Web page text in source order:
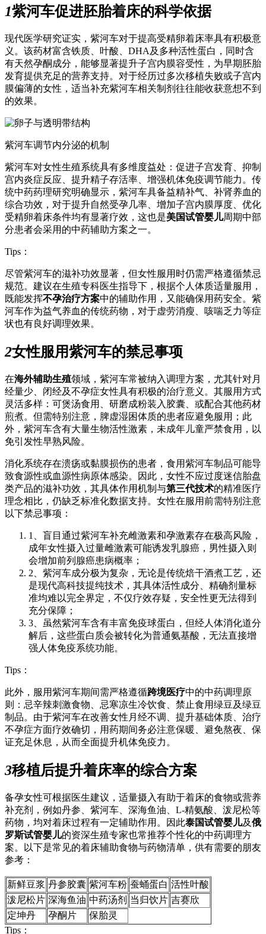
1紫河车促进胚胎着床的科学依据
现代医学研究证实，紫河车对于提高受精卵着床率具有积极意
义。该药材富含铁质、叶酸、DHA及多种活性蛋白，同时含
有天然孕酮成分，能够显著提升子宫内膜容受性，为早期胚胎
发育提供充足的营养支持。对于经历过多次移植失败或子宫内
膜偏薄的女性，适当补充紫河车相关制剂往往能收获意想不到
的效果。
紫河车调节内分泌的机制
紫河车对女性生殖系统具有多维度益处：促进子宫发育、抑制
宫内炎症反应、提升精子存活率、增强机体免疫调节能力。传
统中药药理研究明确显示，紫河车具备益精补气、补肾养血的
综合功效，对于提升自然受孕几率、增加子宫内膜厚度、优化
受精卵着床条件均有显著疗效，这也是美国试管婴儿周期中部
分患者会采用的中药辅助方案之一。
Tips：
尽管紫河车的滋补功效显著，但女性服用时仍需严格遵循禁忌
规范。建议在生殖专科医生指导下，根据个人体质适量服用，
既能发挥不孕治疗方案中的辅助作用，又能确保用药安全。紫
河车作为益气养血的传统药物，对于虚劳消瘦、咳喘乏力等症
状也有良好调理效果。
2女性服用紫河车的禁忌事项
在海外辅助生殖领域，紫河车常被纳入调理方案，尤其针对月
经量少、闭经及不孕症女性具有积极的治疗意义。其服用方式
灵活多样：可煲汤食用、研磨成粉装入胶囊、或配合其他药材
煎煮。但需特别注意，脾虚湿困体质的患者应避免服用；此
外，紫河车含有大量生物活性激素，未成年儿童严禁食用，以
免引发性早熟风险。
消化系统存在溃疡或黏膜损伤的患者，食用紫河车制品可能导
致食源性或血源性病原体感染。因此，女性不应过度迷信胎盘
类产品的滋补功效，其具体作用机制与第三代技术的精准医疗
理念相比，仍缺乏标准化数据支持。女性在服用前需特别注意
以下禁忌事项：
1、盲目通过紫河车补充雌激素和孕激素存在极高风险，
成年女性摄入过量雌激素可能诱发乳腺癌，男性摄入则
会增加前列腺癌患病概率；
2、紫河车成分极为复杂，无论是传统焙干酒煮工艺，还
是现代高科技提纯技术，其具体活性成分、精确剂量标
准均难以完全界定，不仅疗效存疑，安全性更无法得到
充分保障；
3、虽然紫河车含有丰富免疫球蛋白，但经人体消化道分
解后，这些蛋白质会被转化为普通氨基酸，无法直接增
强人体免疫系统功能。
Tips：
此外，服用紫河车期间需严格遵循跨境医疗中的中药调理原
则：忌辛辣刺激食物、忌寒凉生冷饮食、禁止食用绿豆及绿豆
制品。由于紫河车在改善女性月经不调、提升基础体质、治疗
不孕症方面疗效确切，用药期间务必注意保暖、避免熬夜、保
证充足休息，从而全面提升机体免疫力。
3移植后提升着床率的综合方案
备孕女性可根据医生建议，适量摄入有助于着床的食物或营养
补充剂，例如丹参、紫河车、深海鱼油、L-精氨酸、泼尼松等
药物，均对着床过程有一定辅助作用。因此泰国试管婴儿及俄
罗斯试管婴儿的资深生殖专家也常推荐个性化的中药调理方
案。以下是常见的着床辅助食物与药物清单，供有需要的朋友
参考：
新鲜豆浆 丹参胶囊 紫河车粉 蚕蛹蛋白 活性叶酸
泼尼松片 深海鱼油 中药汤剂 当归饮片 吉赛欣
定坤丹
孕酮片
保胎灵
Tips：